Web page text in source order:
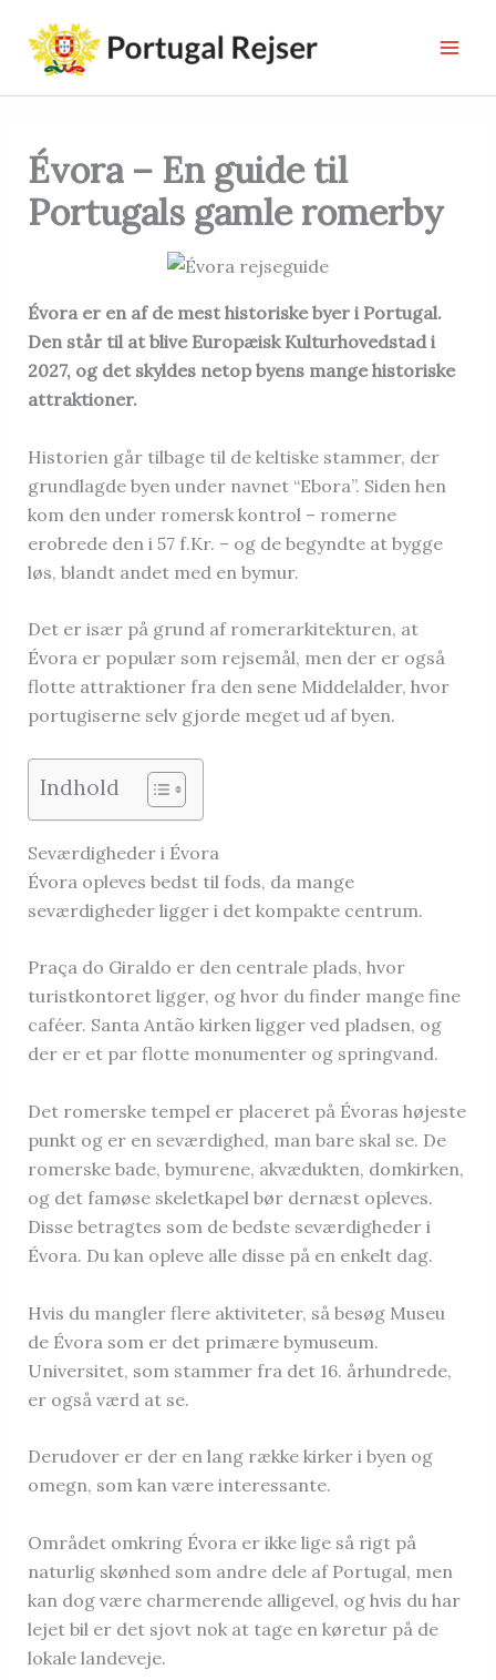
indholdet
Évora – En guide til
Portugals gamle romerby
Évora er en af de mest historiske byer i Portugal.
Den står til at blive Europæisk Kulturhovedstad i
2027, og det skyldes netop byens mange historiske
attraktioner.
Historien går tilbage til de keltiske stammer, der
grundlagde byen under navnet “Ebora”. Siden hen
kom den under romersk kontrol – romerne
erobrede den i 57 f.Kr. – og de begyndte at bygge
løs, blandt andet med en bymur.
Det er især på grund af romerarkitekturen, at
Évora er populær som rejsemål, men der er også
flotte attraktioner fra den sene Middelalder, hvor
portugiserne selv gjorde meget ud af byen.
Indhold
Seværdigheder i Évora
Évora opleves bedst til fods, da mange
seværdigheder ligger i det kompakte centrum.
Praça do Giraldo er den centrale plads, hvor
turistkontoret ligger, og hvor du finder mange fine
caféer. Santa Antão kirken ligger ved pladsen, og
der er et par flotte monumenter og springvand.
Det romerske tempel er placeret på Évoras højeste
punkt og er en seværdighed, man bare skal se. De
romerske bade, bymurene, akvædukten, domkirken,
og det famøse skeletkapel bør dernæst opleves.
Disse betragtes som de bedste seværdigheder i
Évora. Du kan opleve alle disse på en enkelt dag.
Hvis du mangler flere aktiviteter, så besøg Museu
de Évora som er det primære bymuseum.
Universitet, som stammer fra det 16. århundrede,
er også værd at se.
Derudover er der en lang række kirker i byen og
omegn, som kan være interessante.
Området omkring Évora er ikke lige så rigt på
naturlig skønhed som andre dele af Portugal, men
kan dog være charmerende alligevel, og hvis du har
lejet bil er det sjovt nok at tage en køretur på de
lokale landeveje.